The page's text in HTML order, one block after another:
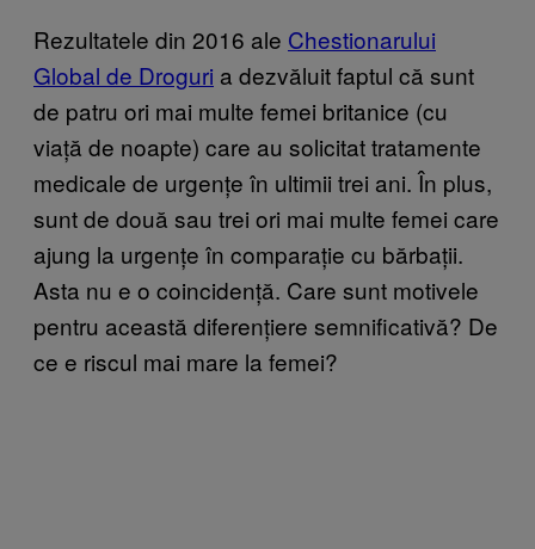
Rezultatele din 2016 ale Chestionarului
Global de Droguri a dezvăluit faptul că sunt
de patru ori mai multe femei britanice (cu
viață de noapte) care au solicitat tratamente
medicale de urgențe în ultimii trei ani. În plus,
sunt de două sau trei ori mai multe femei care
ajung la urgențe în comparație cu bărbații.
Asta nu e o coincidență. Care sunt motivele
pentru această diferențiere semnificativă? De
ce e riscul mai mare la femei?